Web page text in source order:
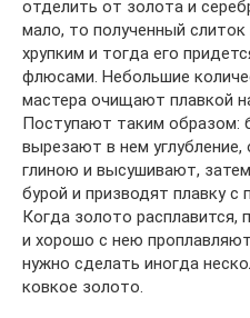
отделить от золота и
мало, то полученный
хрупким и тогда его
флюсами. Небольшие
мастера очищают плавкой
Поступают таким образом:
вырезают в нем
глиною и высушивают,
бурой и призводят плавку
Когда золото pacплавится,
и хорошо с нею
нужно сделать иногда
ковкое золото.